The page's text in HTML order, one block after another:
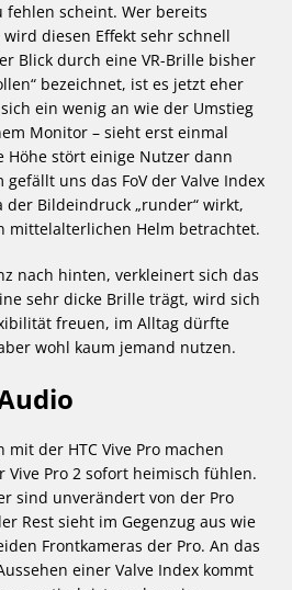
fehlen scheint. Wer bereits
diesen Effekt sehr schnell
Blick durch eine VR-Brille bisher
bezeichnet, ist es jetzt eher
ein wenig an wie der Umstieg
Monitor – sieht erst einmal
Höhe stört einige Nutzer dann
uns das FoV der Valve Index
der Bildeindruck „runder“ wirkt,
mittelalterlichen Helm betrachtet.
nach hinten, verkleinert sich das
sehr dicke Brille trägt, wird sich
freuen, im Alltag dürfte
wohl kaum jemand nutzen.
der HTC Vive Pro machen
Pro 2 sofort heimisch fühlen.
sind unverändert von der Pro
Rest sieht im Gegenzug aus wie
Frontkameras der Pro. An das
einer Valve Index kommt